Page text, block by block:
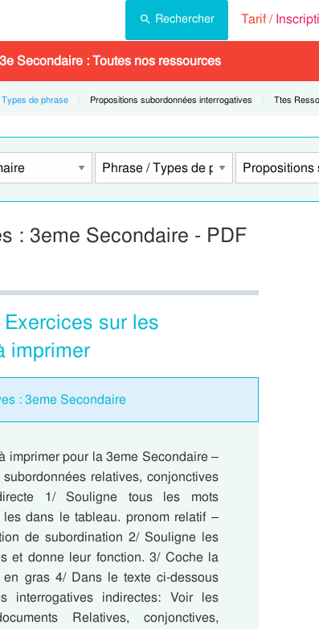
Rechercher Tarif /
3e Secondaire : Toutes nos ressources
Types de phrase Current:
Propositions subordonnées interrogatives Current:
Ttes
: 3eme Secondaire - PDF
sur les
imprimer
: 3eme Secondaire
imprimer pour la 3eme Secondaire –
relatives, conjonctives
1/ Souligne tous les mots
dans le tableau. pronom relatif –
de subordination 2/ Souligne les
et donne leur fonction. 3/ Coche la
gras 4/ Dans le texte ci-dessous
interrogatives indirectes: Voir les
Relatives, conjonctives,